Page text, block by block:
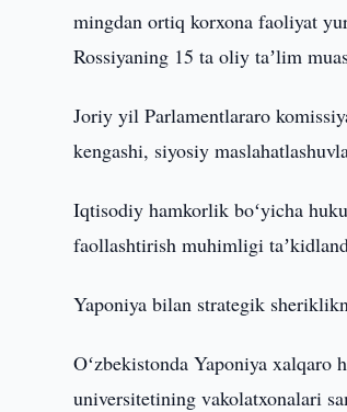
mingdan ortiq korxona faoliyat
Rossiyaning 15 ta oliy taʼlim
Joriy yil Parlamentlararo
kengashi, siyosiy
Iqtisodiy hamkorlik boʻyicha
faollashtirish muhimligi
Yaponiya bilan strategik
Oʻzbekistonda Yaponiya
universitetining vakolatxonalari